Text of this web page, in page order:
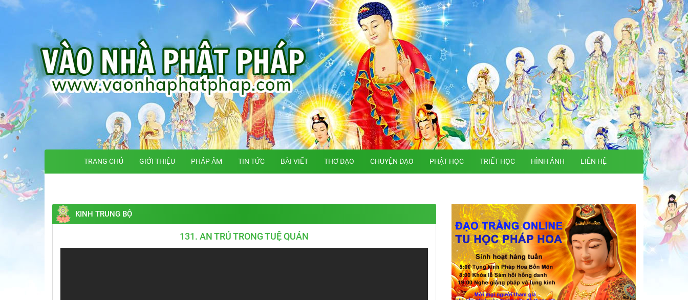
TRANG CHỦ GIỚI THIỆU PHÁP ÂM TIN TỨC BÀI VIẾT THƠ ĐẠO CHUYỆN ĐẠO PHẬT HỌC TRIẾT HỌC HÌNH ẢNH LIÊN HỆ
KINH TRUNG BỘ
131. AN TRÚ TRONG TUỆ QUÁN